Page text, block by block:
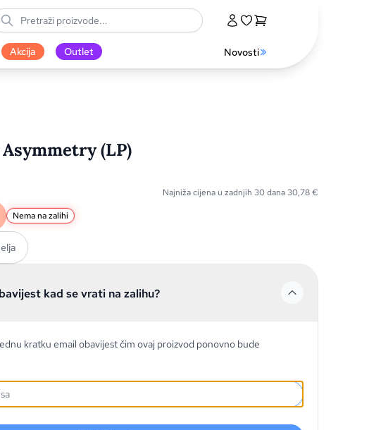
Akcija Outlet Novosti
(LP)
Najniža cijena u zadnjih 30 dana30,78€
Nema na zalihi
kad se vrati na zalihu?
kratku email obavijest čim ovaj proizvod ponovno bude